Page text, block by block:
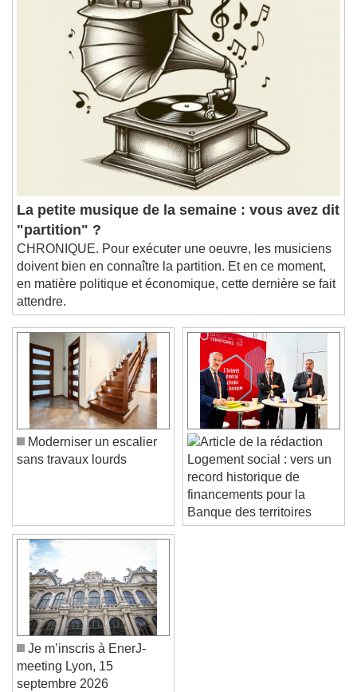
Chapters
Descriptions
descriptions off, selected
Subtitles
subtitles settings, opens subtitles
settings dialog
subtitles off, selected
Audio Track
Picture-in-Picture
Fullscreen
Beginning of dialog window. Escape will cancel
and close the window.
Text
Text Background
Color Opacity
Caption Area Background
Color Opacity
Font Size
Font Family
Reset
Done
Close Modal Dialog
End of dialog window.
La petite musique de la semaine : vous avez dit
"partition" ?
CHRONIQUE. Pour exécuter une oeuvre, les musiciens
doivent bien en connaître la partition. Et en ce moment,
en matière politique et économique, cette dernière se fait
attendre.
Moderniser un escalier
Logement social : vers un
record historique de
financements pour la
Banque des territoires
Je m’inscris à EnerJ-
meeting Lyon, 15